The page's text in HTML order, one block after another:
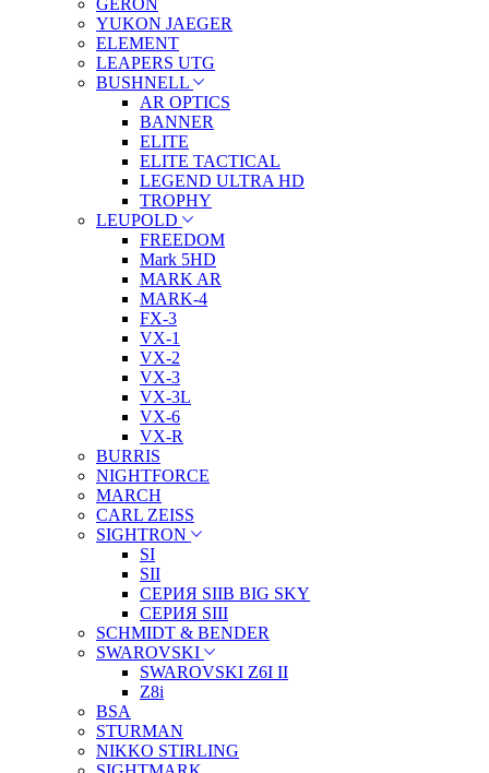
YUKON JAEGER
ELEMENT
LEAPERS UTG
BUSHNELL
AR OPTICS
BANNER
ELITE
ELITE TACTICAL
LEGEND ULTRA HD
TROPHY
LEUPOLD
FREEDOM
Mark 5HD
MARK AR
MARK-4
FX-3
VX-1
VX-2
VX-3
VX-3L
VX-6
VX-R
BURRIS
NIGHTFORCE
MARCH
CARL ZEISS
SIGHTRON
SI
SII
СЕРИЯ SIIB BIG SKY
СЕРИЯ SIII
SCHMIDT & BENDER
SWAROVSKI
SWAROVSKI Z6I II
Z8i
BSA
STURMAN
NIKKO STIRLING